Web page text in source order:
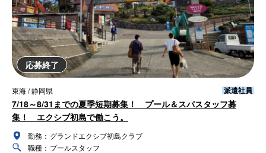
応募終了
東海 / 静岡県 派遣社員
7/18～8/31までの夏季短期募集！ プール＆スパスタッフ募
集！ エクシブ初島で働こう。
勤務： グランドエクシブ初島クラブ
職種： プールスタッフ